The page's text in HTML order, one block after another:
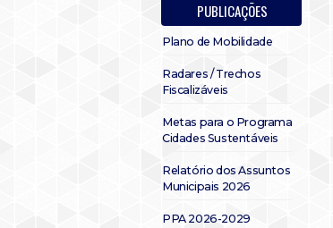
PUBLICAÇÕES
Plano de Mobilidade
Radares / Trechos
Fiscalizáveis
Metas para o Programa
Cidades Sustentáveis
Relatório dos Assuntos
Municipais 2026
PPA 2026-2029